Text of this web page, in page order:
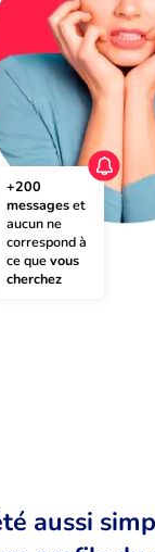
+200
messages et
aucun ne
correspond à
ce que vous
cherchez
aussi